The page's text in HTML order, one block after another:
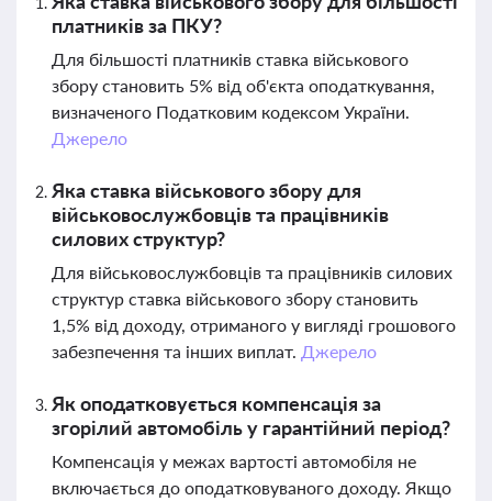
платників за ПКУ?
Для більшості платників ставка військового
збору становить 5% від об'єкта оподаткування,
визначеного Податковим кодексом України.
Джерело
Яка ставка військового збору для
військовослужбовців та працівників
силових структур?
Для військовослужбовців та працівників силових
структур ставка військового збору становить
1,5% від доходу, отриманого у вигляді грошового
забезпечення та інших виплат. Джерело
Як оподатковується компенсація за
згорілий автомобіль у гарантійний період?
Компенсація у межах вартості автомобіля не
включається до оподатковуваного доходу. Якщо